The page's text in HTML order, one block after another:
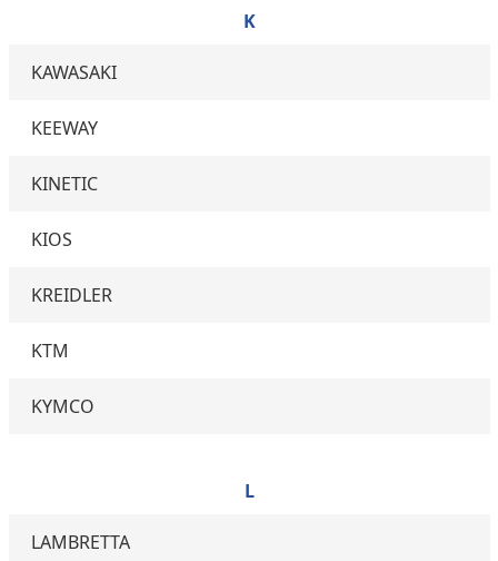
K
KAWASAKI
KEEWAY
KINETIC
KIOS
KREIDLER
KTM
KYMCO
L
LAMBRETTA